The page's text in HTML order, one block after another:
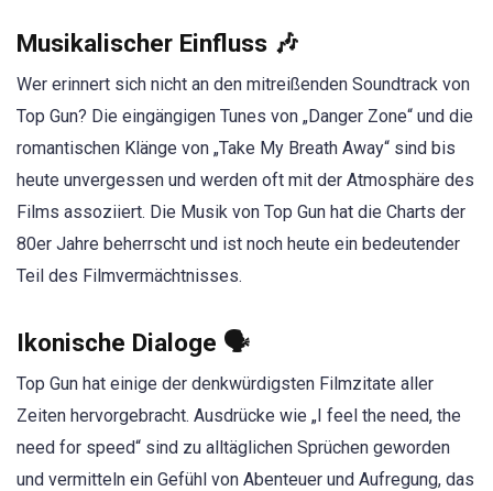
Musikalischer Einfluss 🎶
Wer erinnert sich nicht an den mitreißenden Soundtrack von
Top Gun? Die eingängigen Tunes von „Danger Zone“ und die
romantischen Klänge von „Take My Breath Away“ sind bis
heute unvergessen und werden oft mit der Atmosphäre des
Films assoziiert. Die Musik von Top Gun hat die Charts der
80er Jahre beherrscht und ist noch heute ein bedeutender
Teil des Filmvermächtnisses.
Ikonische Dialoge 🗣️
Top Gun hat einige der denkwürdigsten Filmzitate aller
Zeiten hervorgebracht. Ausdrücke wie „I feel the need, the
need for speed“ sind zu alltäglichen Sprüchen geworden
und vermitteln ein Gefühl von Abenteuer und Aufregung, das